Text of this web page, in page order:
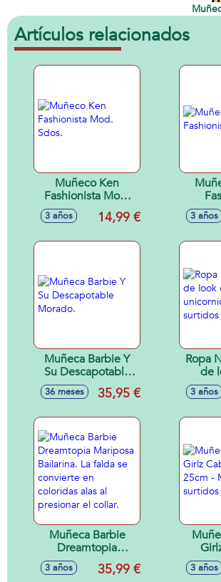
Artículos relacionados
Muñeco Ken
Fashionista Mod.
Sdos.
3 años 14,99 € 3 años
Muñeca Barbie Y
Su Descapotable
Morado.
36 meses 35,95 €
Ropa
de
3 años
Muñeca Barbie
Dreamtopia
Mariposa Bailarina.
La falda se
3 años 35,99 € 3 años